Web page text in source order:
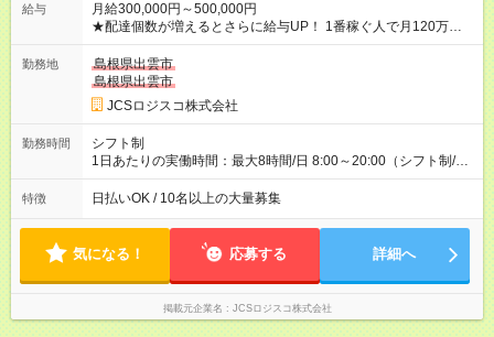
給与
月給300,000円～500,000円
★配達個数が増えるとさらに給与UP！ 1番稼ぐ人で月120万ほ
ど！ ・主要都市エリア 月収55万円／週5日稼働 月収65万~112
万円／週6日稼働 ・地方郊外エリア 月収40万円／週5日稼働 月
収40万円~50万円／週6日稼働 ＜モデルイメージ＞ ■月収50万
円 (27歳男性/江東区在住)※元建築関係 1日150個配達×25日勤務
(日休み) ■月収80万円(43歳男性/墨田区在住)※元営業 1日200個
勤務地
島根県出雲市
島根県出雲市
JCSロジスコ株式会社
勤務時間
シフト制
1日あたりの実働時間：最大8時間/日 8:00～20:00（シフト制/実
働8時間） ※週5日勤務（場所次第では週4も有り） ※配達状況に
よって時間外での勤務可能性有り ※案件により多少の前後あり
特徴 日払いOK / 10名以上の大量募集
気になる！ 応募する 詳細へ
掲載元企業名 JCSロジスコ株式会社